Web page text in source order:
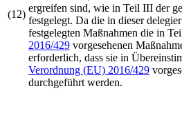
(12)
ergreifen sind, wie in Teil III der
festgelegt. Da die in dieser
festgelegten Maßnahmen die in
2016/429 vorgesehenen
erforderlich, dass sie in
Verordnung (EU) 2016/429
durchgeführt werden.